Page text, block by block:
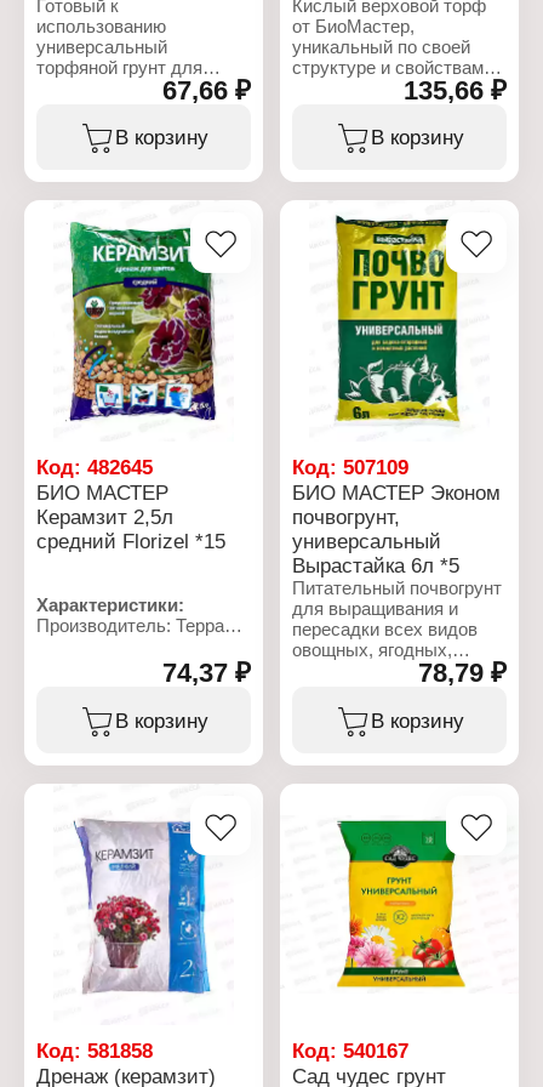
Готовый к
использованию
универсальный
торфяной грунт для
выращивания овощей,
других культур, их
рассады. Содержит
рассаду, повышает
урожайность.
Характеристики:
Бренд: БиоМастер
Серия: "Садовая земля"
Тип товара: Грунт
Назначение:
универсальный
Объем: 5 л
67,66 ₽
В корзину
Кислый верховой торф
от БиоМастер,
уникальный по своей
структуре и свойствам
биологический материал.
соединение,
образованное в
частей растений.
Верховой кислый торф
предназначен для
улучшения структуры и
мульчирования почвы,
ландшафтного
озеленения, в качестве
подстилки для животных
и птиц. Экологически
чистый и однородный
состав. Применяется в
приготовления
питательных грунтов.
Характеристики:
Бренд: БиоМастер
Серия: "Сибирский"
Тип товара: торф
Вид торфа: верховой
Назначение: для посадки
Свойства: кислый
Объем: 10 л
135,66 ₽
В корзину
Код: 482645
БИО МАСТЕР
Керамзит 2,5л
средний Florizel *15
Характеристики:
Производитель: Терра
Тип товара: Дренаж
Вид: керамзитовый
Размер фракции:
Объем: 2,5 л
74,37 ₽
В корзину
Код:507109
БИО МАСТЕР Эконом
почвогрунт,
универсальный
Вырастайка 6л *5
Питательный почвогрунт
для выращивания и
пересадки всех видов
овощных, ягодных,
плодовых и цветочных
культур. Обеспечивает
получение полноценной
рассады, стимулирует
набор макро- и
микроэлементов,
гуминовые вещества,
структурирующие и
влагоудерживающие
добавки для улучшения
водного и воздушного
режимов почвы.
Производитель: Терра
Мастер
78,79 ₽
В корзину
Код: 581858
Дренаж (керамзит)
Код:540167
Сад чудес грунт